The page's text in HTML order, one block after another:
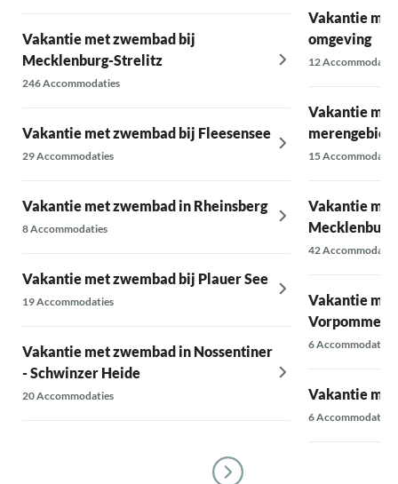
Vakantie met zwembad bij
Mecklenburg-Strelitz
246 Accommodaties
Vakantie met zwembad bij Fleesensee
29 Accommodaties
Vakantie met zwembad in Rheinsberg
8 Accommodaties
Vakantie met zwembad bij Plauer See
19 Accommodaties
Vakantie met zwembad in Nossentiner
- Schwinzer Heide
20 Accommodaties
Vakantie
omgeving
12
Vakantie
merengebied
15
Vakantie
42
Vakantie
Vorpommern
6 Accommodaties
Vakantie
6 Accommodaties